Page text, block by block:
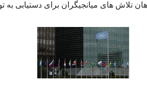
تلاش های میانجیگران برای دستیابی به